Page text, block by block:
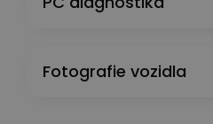
Fotografie vozidla